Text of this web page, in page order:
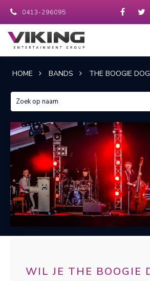
0413-296095
HOME BANDS THE BOOGIE
WIL JE THE BOOGIE